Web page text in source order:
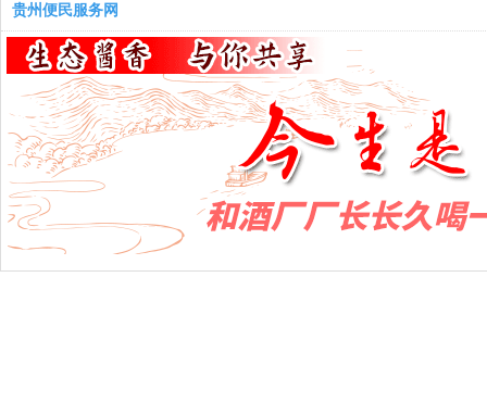
贵州便民服务网